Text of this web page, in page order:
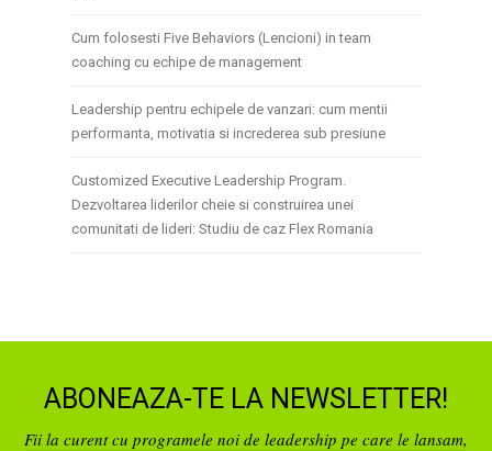
Cum folosesti Five Behaviors (Lencioni) in team
coaching cu echipe de management
Leadership pentru echipele de vanzari: cum mentii
performanta, motivatia si increderea sub presiune
Customized Executive Leadership Program.
Dezvoltarea liderilor cheie si construirea unei
comunitati de lideri: Studiu de caz Flex Romania
ABONEAZA-TE LA NEWSLETTER!
Fii la curent cu programele noi de leadership pe care le lansam,